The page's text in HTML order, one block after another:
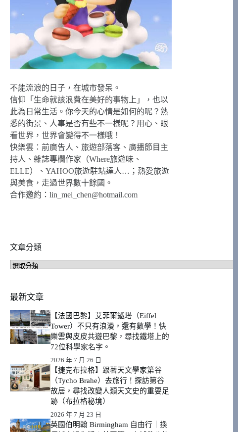
不能流浪的日子，在城市發呆。
信仰「生命就該浪費在美好的事物上」，也以
此為日常生活。你今天的心情是如何的呢？熟
悉的街景、人事是否有些不一樣呢？用心、眼
看世界，世界會變得不一樣哦！
快樂雲：前廣告人、旅遊部落客、廣播節目主
持人、雜誌專欄作家（Where旅遊味、
ELLE）、YAHOO旅遊駐站達人…；熱愛旅遊
與美食，走過世界數十餘國。
合作邀約：lin_mei_chen@hotmail.com
文章分類
文
類
最新文章
【法國巴黎】艾菲爾鐵塔（Eiffel
Tower）不只有浪漫，還有數學！快
樂雲與皮皮共遊巴黎，尋找鐵塔上的
72位科學家名字。
2026 年 7 月 26 日
【捷克布拉格】跟著天文學家第谷
（Tycho Brahe）去旅行！探訪第谷
故居，尋找改變人類天文史的重要足
跡（布拉格秘境）
2026 年 7 月 23 日
英國伯明翰 Birmingham 自由行｜換